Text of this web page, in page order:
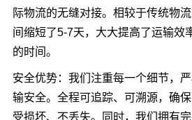
际物流的无缝对接。相较于传统物
间缩短了5-7天，大大提高了运输效
的时间。
安全优势：我们注重每一个细节，
输安全。全程可追踪、可溯源，确
受损坏、不丢失。同时，我们拥有完